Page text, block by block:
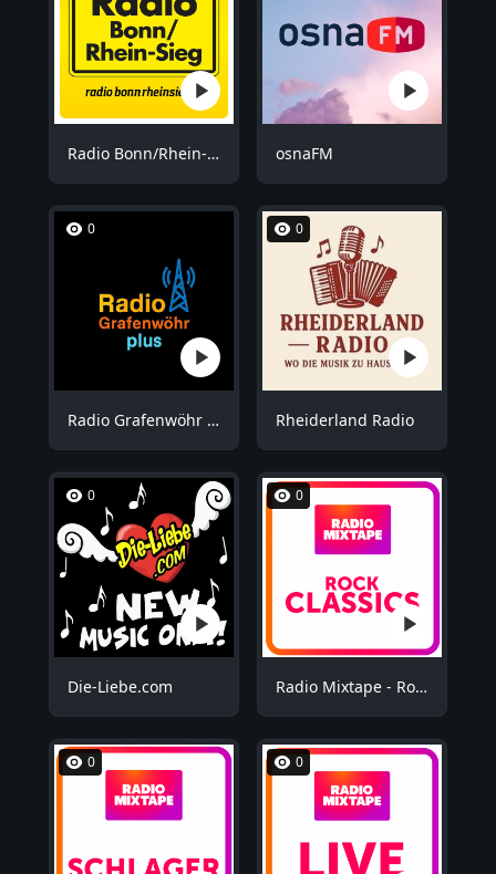
Radio Bonn/Rhein-Sieg osnaFM
0
Radio Grafenwöhr - Plus
0
Rheiderland Radio
0
Die-Liebe.com
0
Radio Mixtape - Rock Mix
0 0